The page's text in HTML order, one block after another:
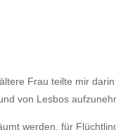
Frau teilte mir
von Lesbos
werden, für